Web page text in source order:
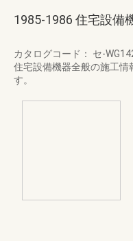
1985-1986 住宅設備
カタログコード： セ-
住宅設備機器全般の施工
す。